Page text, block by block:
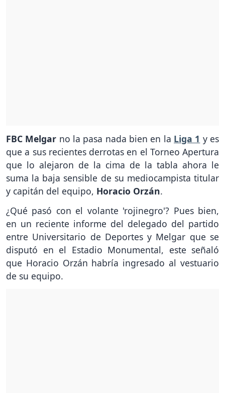
FBC Melgar no la pasa nada bien en la Liga 1 y es
que a sus recientes derrotas en el Torneo Apertura
que lo alejaron de la cima de la tabla ahora le
suma la baja sensible de su mediocampista titular
y capitán del equipo, Horacio Orzán.
¿Qué pasó con el volante 'rojinegro'? Pues bien,
en un reciente informe del delegado del partido
entre Universitario de Deportes y Melgar que se
disputó en el Estadio Monumental, este señaló
que Horacio Orzán habría ingresado al vestuario
de su equipo.